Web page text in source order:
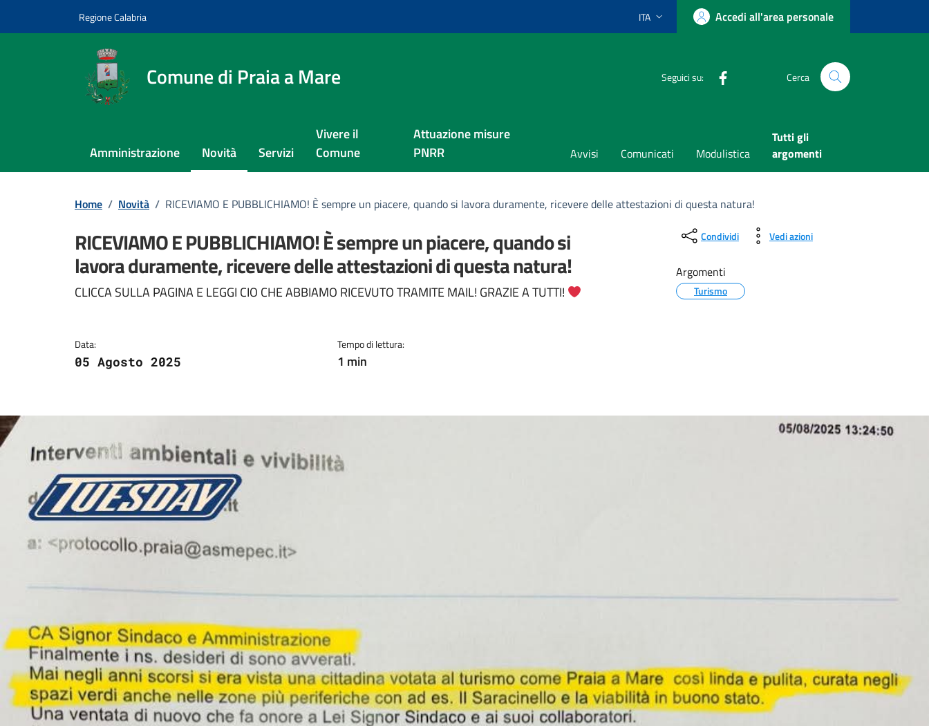
Regione Calabria Lingua attiva:
ITA Accedi all'area personale
Comune di Praia a Mare Seguici su: Cerca
Amministrazione Novità Servizi
Vivere il
Comune
Attuazione misure
PNRR
Avvisi Comunicati Modulistica
Tutti gli
argomenti
Home / Novità / RICEVIAMO E PUBBLICHIAMO! È sempre un piacere, quando si lavora duramente, ricevere delle attestazioni di questa natura!
RICEVIAMO E PUBBLICHIAMO! È sempre un piacere, quando si
lavora duramente, ricevere delle attestazioni di questa natura!
Dettagli della notizia
CLICCA SULLA PAGINA E LEGGI CIO CHE ABBIAMO RICEVUTO TRAMITE MAIL! GRAZIE A TUTTI!
Data:
05 Agosto 2025
Tempo di lettura:
1 min
Condividi Vedi azioni
Argomenti
Turismo